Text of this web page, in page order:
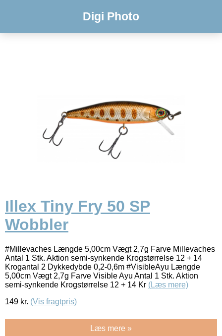
Digi Photo
Illex Tiny Fry 50 SP
Wobbler
#Millevaches Længde 5,00cm Vægt 2,7g Farve Millevaches
Antal 1 Stk. Aktion semi-synkende Krogstørrelse 12 + 14
Krogantal 2 Dykkedybde 0,2-0,6m #VisibleAyu Længde
5,00cm Vægt 2,7g Farve Visible Ayu Antal 1 Stk. Aktion
semi-synkende Krogstørrelse 12 + 14 Kr (Læs mere)
149 kr. (Vis fragtpris)
Læs mere »